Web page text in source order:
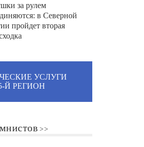
за рулем
в Северной
пройдет вторая
УСЛУГИ
Й РЕГИОН